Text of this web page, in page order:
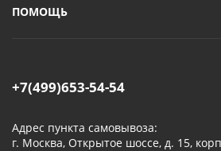
ПОМОЩЬ
+7(499)653-54-54
Адрес пункта самовывоза:
г. Москва, Открытое шоссе, д. 15,